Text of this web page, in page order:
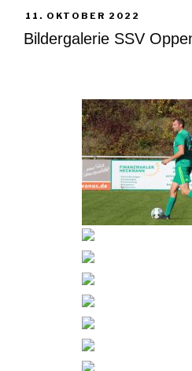
VERÖFFENTLICHT
AM
11. OKTOBER 2022
Bildergalerie SSV